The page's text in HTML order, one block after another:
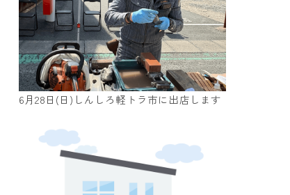
6月28日(日)しんしろ軽トラ市に出店します